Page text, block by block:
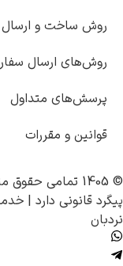
روش ساخت و ارسال
روش‌های ارسال
پرسش‌های متداول
قوانین و مقررات
© 1405 تمامی حقوق متعلق به
پیگرد قانونی دارد |
نردبان